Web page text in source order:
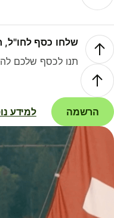
שלחו כסף לחו"ל,
תנו לכסף שלכם
הרשמה למידע